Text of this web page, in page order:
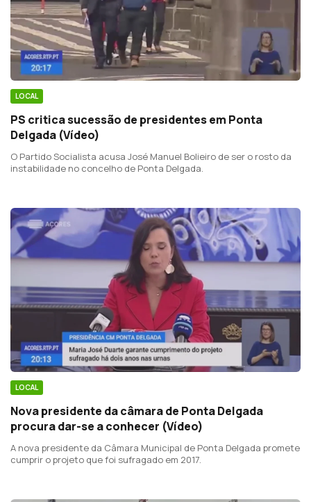
LOCAL
PS critica sucessão de presidentes em Ponta
Delgada (Vídeo)
O Partido Socialista acusa José Manuel Bolieiro de ser o rosto da
instabilidade no concelho de Ponta Delgada.
LOCAL
Nova presidente da câmara de Ponta Delgada
procura dar-se a conhecer (Vídeo)
A nova presidente da Câmara Municipal de Ponta Delgada promete
cumprir o projeto que foi sufragado em 2017.